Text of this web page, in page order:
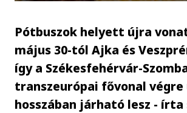
Pótbuszok helyett újra
május 30-tól Ajka és
így a Székesfehérvár-
transzeurópai fővonal
hosszában járható lesz - írta